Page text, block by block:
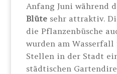
Anfang Juni während
Blüte sehr attraktiv.
die Pflanzenbüsche
wurden am Wasserfall
Stellen in der Stadt
städtischen